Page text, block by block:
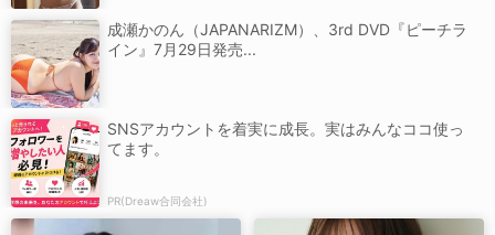
成瀬かのん（JAPANARIZM）、3rd DVD『ピーチラ
イン』7月29日発売...
SNSアカウントを着実に成長。実はみんなココ使っ
てます。
PR(Dreaw合同会社)